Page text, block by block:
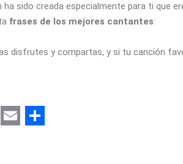
ha sido creada especialmente para ti que
frases de los mejores cantantes:
disfrutes y compartas, y si tu canción